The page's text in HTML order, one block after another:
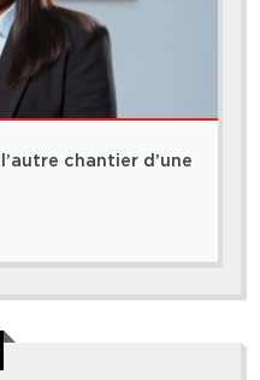
chantier d’une